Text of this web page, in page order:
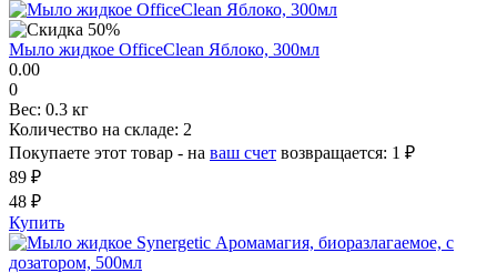
Мыло жидкое OfficeClean Яблоко, 300мл
0.00
0
Вес: 0.3 кг
Количество на складе: 2
Покупаете этот товар - на ваш счет возвращается: 1 ₽
89 ₽
48 ₽
Купить